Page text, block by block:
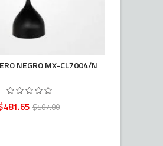
NEGRO MX-CL7004/N
Precio
$507.00